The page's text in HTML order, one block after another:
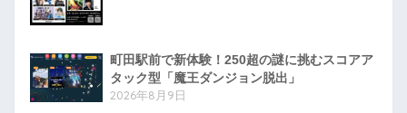
町田駅前で新体験！250超の謎に挑むスコアア
タック型「魔王ダンジョン脱出」
2026年8月9日